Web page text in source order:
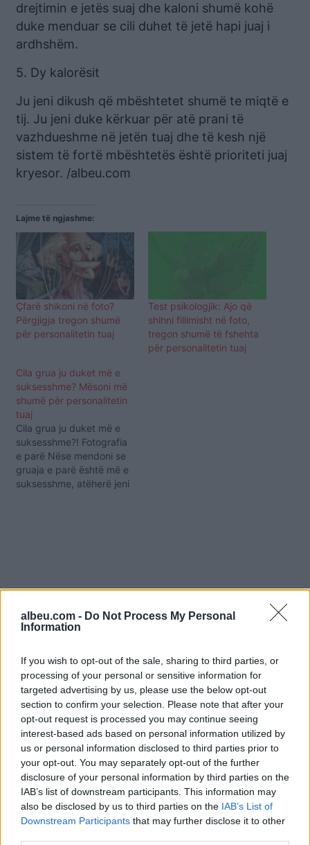
albeu.com - Do Not Process My Personal
Information
If you wish to opt-out of the sale, sharing to third parties, or
processing of your personal or sensitive information for
targeted advertising by us, please use the below opt-out
section to confirm your selection. Please note that after your
opt-out request is processed you may continue seeing
interest-based ads based on personal information utilized by
us or personal information disclosed to third parties prior to
your opt-out. You may separately opt-out of the further
disclosure of your personal information by third parties on the
IAB’s list of downstream participants. This information may
also be disclosed by us to third parties on the IAB’s List of
Downstream Participants that may further disclose it to other
drejtimin e jetës suaj dhe kaloni shumë kohë
duke menduar se cili duhet të jetë hapi juaj i
ardhshëm.
5. Dy kalorësit
Ju jeni dikush që mbështetet shumë te miqtë e
tij. Ju jeni duke kërkuar për atë prani të
vazhdueshme në jetën tuaj dhe të kesh një
sistem të fortë mbështetës është prioriteti juaj
kryesor. /albeu.com
Lajme të ngjashme:
Çfarë shikoni në foto?
Përgjigja tregon shumë
për personalitetin tuaj
Test psikologjik: Ajo që
shihni fillimisht në foto,
tregon shumë të fshehta
për personalitetin tuaj
Cila grua ju duket më e
suksesshme? Mësoni më
shumë për personalitetin
tuaj
Cila grua ju duket më e
suksesshme?! Fotografia
e parë Nëse mendoni se
gruaja e parë është më e
suksesshme, atëherë jeni
ta…
Shtuarmë1.04.2023 12:59
Tags:
foto , personalitet